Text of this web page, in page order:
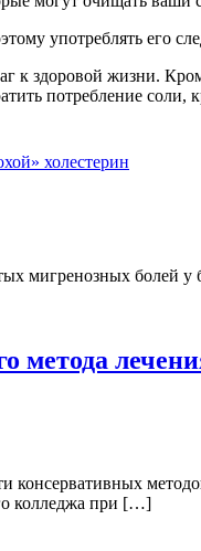
употреблять его
здоровой жизни.
потребление
холестерин
метода
колледжа при […]